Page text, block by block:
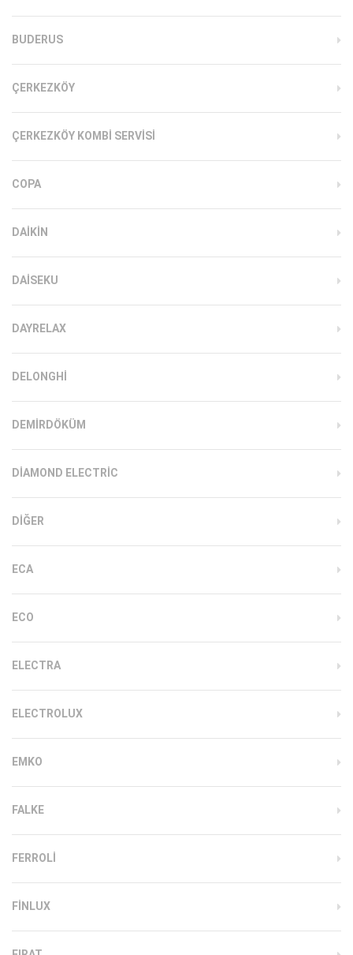
BUDERUS
ÇERKEZKÖY
ÇERKEZKÖY KOMBI SERVISI
COPA
DAIKIN
DAISEKU
DAYRELAX
DELONGHI
DEMIRDÖKÜM
DIAMOND ELECTRIC
DIĞER
ECA
ECO
ELECTRA
ELECTROLUX
EMKO
FALKE
FERROLI
FINLUX